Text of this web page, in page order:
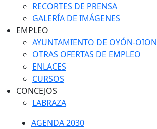
RECORTES DE PRENSA
GALERÍA DE IMÁGENES
EMPLEO
AYUNTAMIENTO DE OYÓN-OION
OTRAS OFERTAS DE EMPLEO
ENLACES
CURSOS
CONCEJOS
LABRAZA
AGENDA 2030